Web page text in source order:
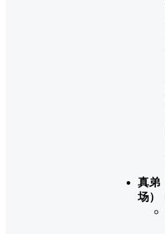
真弟
场）